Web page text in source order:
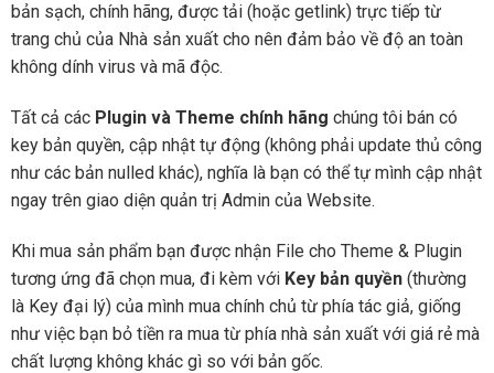
bản sạch, chính hãng, được tải (hoặc getlink) trực tiếp từ
trang chủ của Nhà sản xuất cho nên đảm bảo về độ an toàn
không dính virus và mã độc.
Tất cả các Plugin và Theme chính hãng chúng tôi bán có
key bản quyền, cập nhật tự động (không phải update thủ công
như các bản nulled khác), nghĩa là bạn có thể tự mình cập nhật
ngay trên giao diện quản trị Admin của Website.
Khi mua sản phẩm bạn được nhận File cho Theme & Plugin
tương ứng đã chọn mua, đi kèm với Key bản quyền (thường
là Key đại lý) của mình mua chính chủ từ phía tác giả, giống
như việc bạn bỏ tiền ra mua từ phía nhà sản xuất với giá rẻ mà
chất lượng không khác gì so với bản gốc.